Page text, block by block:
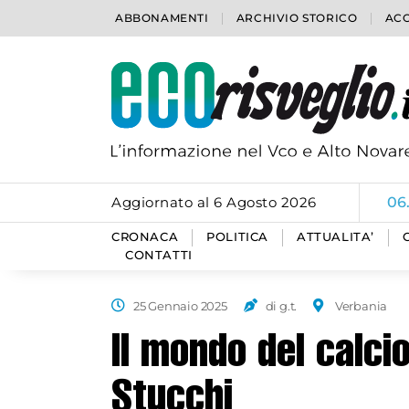
ABBONAMENTI ARCHIVIO STORICO
Aggiornato al 6 Agosto 2026
CRONACA POLITICA ATTUALITA’
CONTATTI
25 Gennaio 2025 di g.t. Verbania
Il mondo del